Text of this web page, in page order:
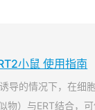
小鼠 使用指南
导的情况下，在细
）与ERT结合，